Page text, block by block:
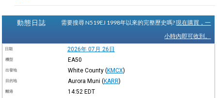
動態日誌 需要搜尋 N519EJ 1998年以來的完整歷史嗎?現在購買，一
小時內即可收到。
日期 2026年 07月 26日
機型 EA50
出發地 White County (KMCX)
目的地 Aurora Muni (KARR)
離港 14:52 EDT